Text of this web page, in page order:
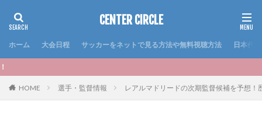
CENTER CIRCLE
ホーム 大会日程 サッカーをネットで見る方法や無料視聴方法 日本代表
HOME 選手・監督情報 レアルマドリードの次期監督候補を予想